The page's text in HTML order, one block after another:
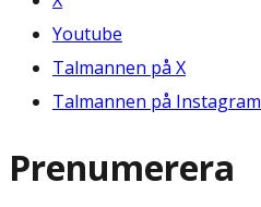
Youtube
Talmannen på X
Talmannen på Instagram
Prenumerera